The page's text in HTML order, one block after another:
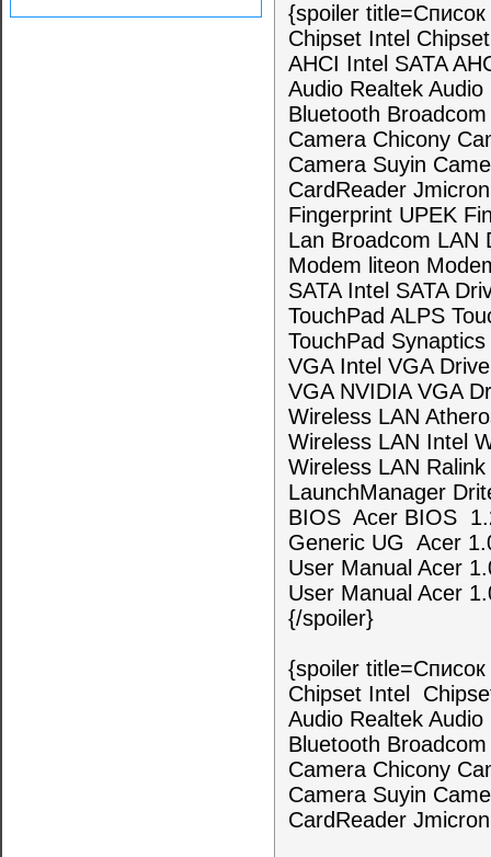
{spoiler
Chipset Intel
AHCI Intel SATA
Audio Realtek
Bluetooth
Camera Chicony
Camera Suyin
CardReader
Fingerprint UPEK
Lan Broadcom
Modem liteon
SATA Intel SATA
TouchPad ALPS
TouchPad
VGA Intel VGA
VGA NVIDIA VGA
Wireless LAN
Wireless LAN Intel
Wireless LAN
LaunchManager
BIOS Acer BIOS
Generic UG
User Manual Acer
User Manual Acer
{/spoiler}
{spoiler
Chipset Intel
Audio Realtek
Bluetooth
Camera Chicony
Camera Suyin
CardReader